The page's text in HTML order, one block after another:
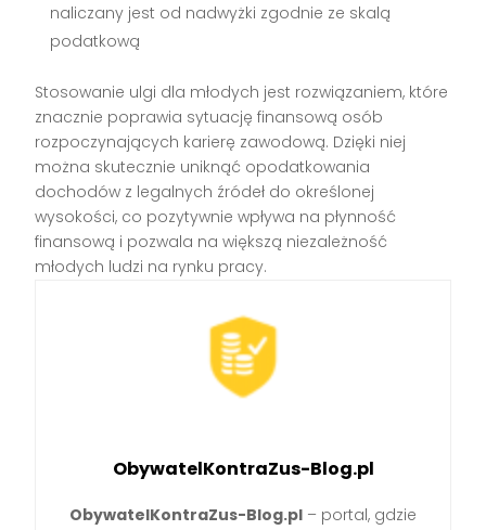
naliczany jest od nadwyżki zgodnie ze skalą
podatkową
Stosowanie ulgi dla młodych jest rozwiązaniem, które
znacznie poprawia sytuację finansową osób
rozpoczynających karierę zawodową. Dzięki niej
można skutecznie uniknąć opodatkowania
dochodów z legalnych źródeł do określonej
wysokości, co pozytywnie wpływa na płynność
finansową i pozwala na większą niezależność
młodych ludzi na rynku pracy.
ObywatelKontraZus-Blog.pl
ObywatelKontraZus-Blog.pl – portal, gdzie